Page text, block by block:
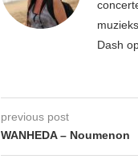
Dash
previous post
WANHEDA – Noumenon